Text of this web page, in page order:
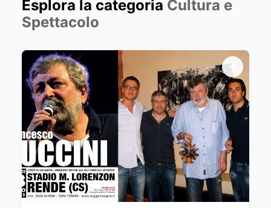
Esplora la categoria Cultura e
Spettacolo